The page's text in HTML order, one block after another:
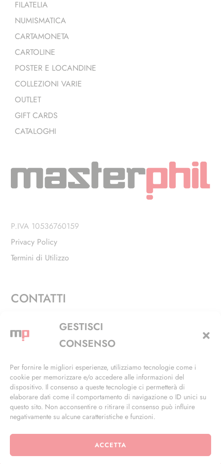
GESTISCI
CONSENSO
Per fornire le migliori esperienze, utilizziamo tecnologie come i
cookie per memorizzare e/o accedere alle informazioni del
dispositivo. Il consenso a queste tecnologie ci permetterà di
elaborare dati come il comportamento di navigazione o ID unici su
questo sito. Non acconsentire o ritirare il consenso può influire
negativamente su alcune caratteristiche e funzioni.
ACCETTA
FILATELIA
NUMISMATICA
CARTAMONETA
CARTOLINE
POSTER E LOCANDINE
COLLEZIONI VARIE
OUTLET
GIFT CARDS
CATALOGHI
P.IVA 10536760159
Privacy Policy
Termini di Utilizzo
CONTATTI
Via Alfieri, 27 - Trezzano Sul Naviglio (MI)
+39 02 4846 3155
info@masterphil.it